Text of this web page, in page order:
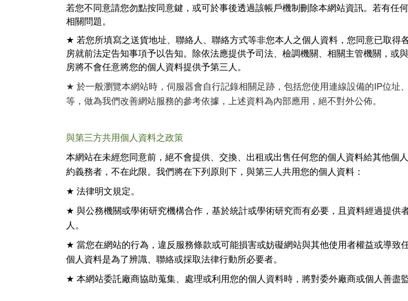
若您不同意請您勿點按同意鍵，或可於事後透過該帳戶機制刪除本網站資訊。若有任
相關問題。
★ 若您所填寫之送貨地址、聯絡人、聯絡方式等非您本人之個人資料，您同意已取得
房就前法定告知事項予以告知。除依法應提供予司法、檢調機關、相關主管機關，或
房將不會任意將您的個人資料提供予第三人。
★ 於一般瀏覽本網站時，伺服器會自行記錄相關足跡，包括您使用連線設備的IP位址
等，做為我們改善網站服務的參考依據，上述資料為內部應用，絕不對外公佈。
與第三方共用個人資料之政策
本網站在未經您同意前，絕不會提供、交換、出租或出售任何您的個人資料給其他個
約義務者，不在此限。我們將在下列原則下，與第三人共用您的個人資料：
★ 法律明文規定。
★ 與公務機關或學術研究機構合作，基於統計或學術研究而有必要，且資料經過提供
人。
★ 當您在網站的行為，違反服務條款或可能損害或妨礙網站與其他使用者權益或導致
個人資料是為了辨識、聯絡或採取法律行動所必要者。
★ 本網站委託廠商協助蒐集、處理或利用您的個人資料時，將對委外廠商或個人善盡